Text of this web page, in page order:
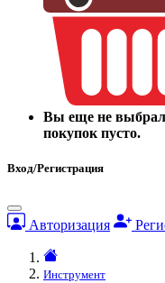
Вы еще не
покупок пусто.
Вход/Регистрация
Авторизация
Инструмент